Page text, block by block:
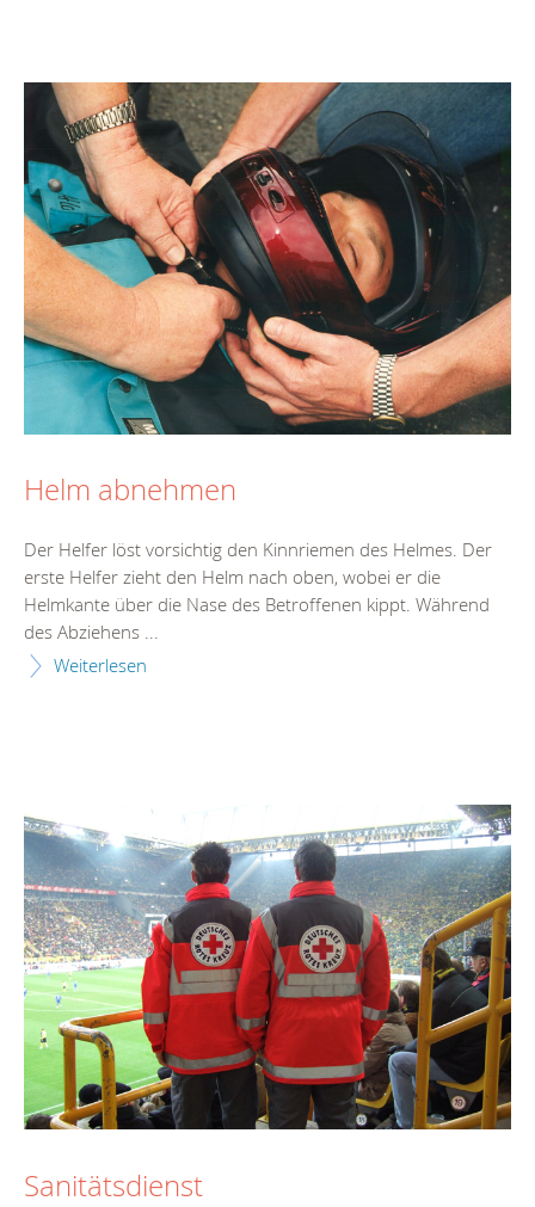
Helm abnehmen
Der Helfer löst vorsichtig den Kinnriemen des Helmes. Der
erste Helfer zieht den Helm nach oben, wobei er die
Helmkante über die Nase des Betroffenen kippt. Während
des Abziehens ...
Weiterlesen
Sanitätsdienst